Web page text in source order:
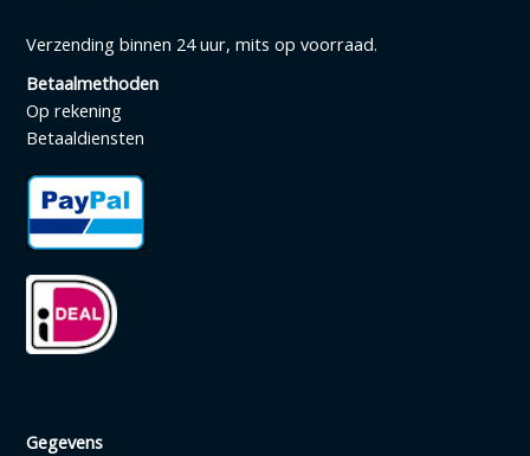
Verzending binnen 24 uur, mits op voorraad.
Betaalmethoden
Op rekening
Betaaldiensten
Gegevens